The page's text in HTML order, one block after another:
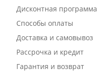
Дисконтная программа
Способы оплаты
Доставка и самовывоз
Рассрочка и кредит
Гарантия и возврат